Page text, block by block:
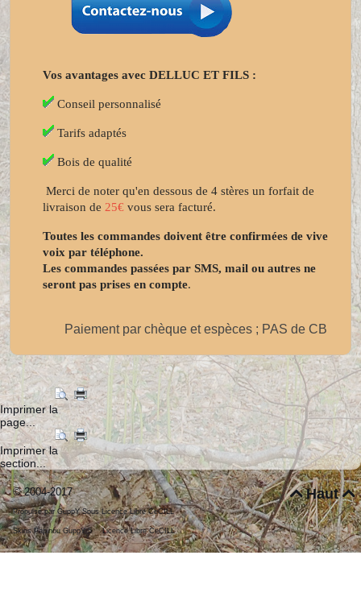
Vos avantages avec DELLUC ET FILS :
Conseil personnalisé
Tarifs adaptés
Bois de qualité
Merci de noter qu'en dessous de 4 stères un forfait de
livraison de 25€ vous sera facturé.
Toutes les commandes doivent être confirmées de vive
voix par téléphone.
Les commandes passées par SMS, mail ou autres ne
seront pas prises en compte.
Paiement par chèque et espèces ; PAS de CB
Imprimer la
page...
Imprimer la
section...
Haut
© 2004-2017
Propulsé par GuppYSous Licence Libre CeCILL
Skins Papinou GuppY 5 Licence Libre CeCILL